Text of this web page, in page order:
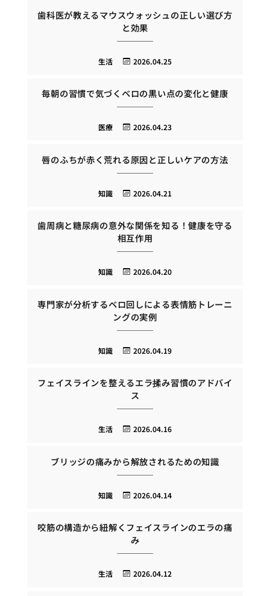
歯科医が教えるマウスウォッシュの正しい選び方
と効果
2026.04.25
生活
毎朝の習慣で気づくベロの黒い点の変化と健康
2026.04.23
医療
唇のふちが赤く荒れる原因と正しいケアの方法
2026.04.21
知識
歯周病と糖尿病の意外な関係を知る！健康を守る
相互作用
2026.04.20
知識
専門家が分析するベロ回しによる表情筋トレーニ
ングの実例
2026.04.19
知識
フェイスラインを整えるエラ揉み習慣のアドバイ
ス
2026.04.16
生活
ブリッジの痛みから解放されるための知識
2026.04.14
知識
咬筋の構造から紐解くフェイスラインのエラの痛
み
2026.04.12
生活